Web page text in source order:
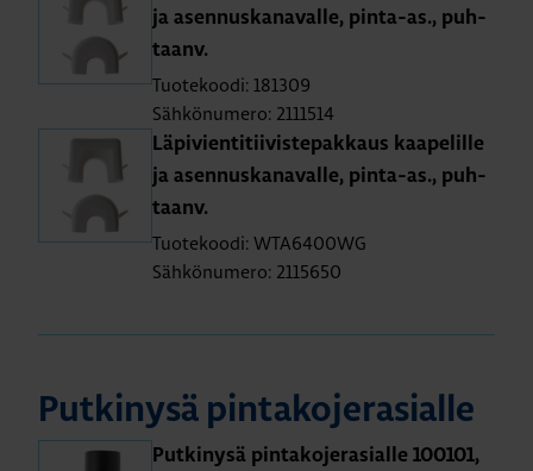
ja asen­nus­ka­na­val­le, pin­ta-as., puh­
taanv.
Tuotekoodi: 181309
Sähkönumero: 2111514
Lä­pi­vien­ti­tii­vis­te­pak­kaus kaa­pe­lil­le
ja asen­nus­ka­na­val­le, pin­ta-as., puh­
taanv.
Tuotekoodi: WTA6400WG
Sähkönumero: 2115650
Put­ki­ny­sä pin­ta­ko­je­ra­sial­le
Put­ki­ny­sä pin­ta­ko­je­ra­sial­le 100101,